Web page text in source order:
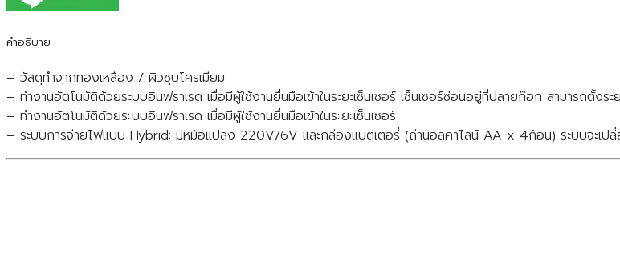
คำอธิบาย
– วัสดุทำจากทองเหลือง / ผิวชุบโครเมียม
– ทำงานอัตโนมัติด้วยระบบอินฟราเรด เมื่อมีผู้ใช้งานยื่นมือเข้าในระยะเซ็นเซอร์ เซ็นเซอร์ซ่อนอยู่ที่ปลายก๊อก สามารถตั้งระย
– ทำงานอัตโนมัติด้วยระบบอินฟราเรด เมื่อมีผู้ใช้งานยื่นมือเข้าในระยะเซ็นเซอร์
– ระบบการจ่ายไฟแบบ Hybrid: มีหม้อแปลง 220V/6V และกล่องแบตเตอรี่ (ถ่านอัลคาไลน์ AA x 4ก้อน) ระบบจะเ